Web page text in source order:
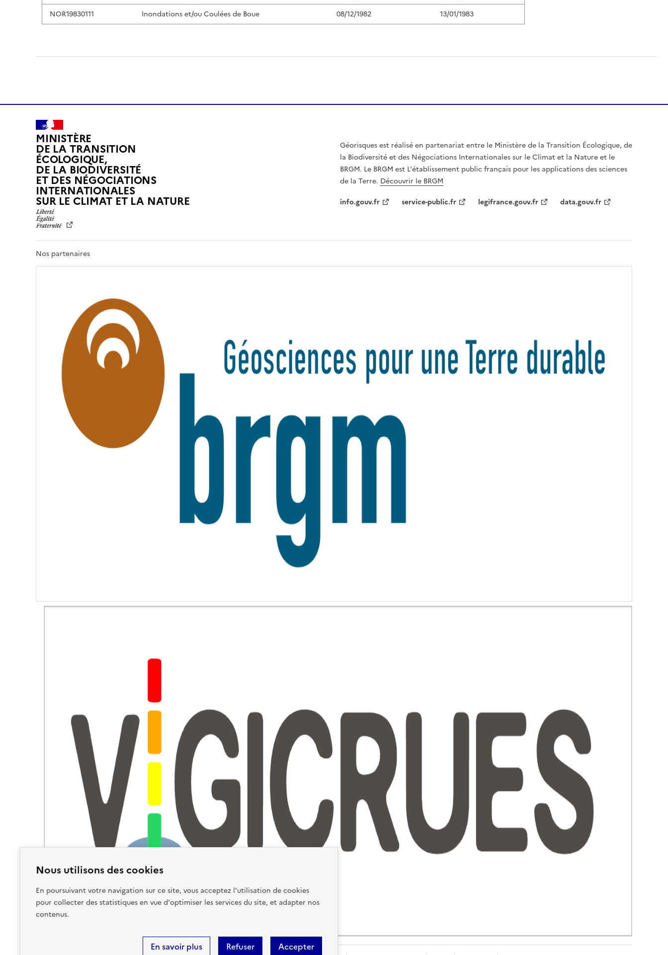
Nous utilisons des cookies
En poursuivant votre navigation sur ce site, vous acceptez l’utilisation de cookies
pour collecter des statistiques en vue d'optimiser les services du site, et adapter nos
contenus.
Accepter
Refuser
En savoir plus
NOR19830111
Inondations et/ou Coulées de Boue 08/12/1982 13/01/1983
MINISTÈRE
DE LA TRANSITION
ÉCOLOGIQUE,
DE LA BIODIVERSITÉ
ET DES NÉGOCIATIONS
INTERNATIONALES
SUR LE CLIMAT ET LA NATUREL
R
É
R
R
N
T
Géorisques est réalisé en partenariat entre le Ministère de la Transition Écologique, de
la Biodiversité et des Négociations Internationales sur le Climat et la Nature et le
BRGM. Le BRGM est L'établissement public français pour les applications des sciences
de la Terre. Découvrir le BRGM
info.gouv.fr
service-public.fr legifrance.gouv.fr data.gouv.fr
Nos partenaires